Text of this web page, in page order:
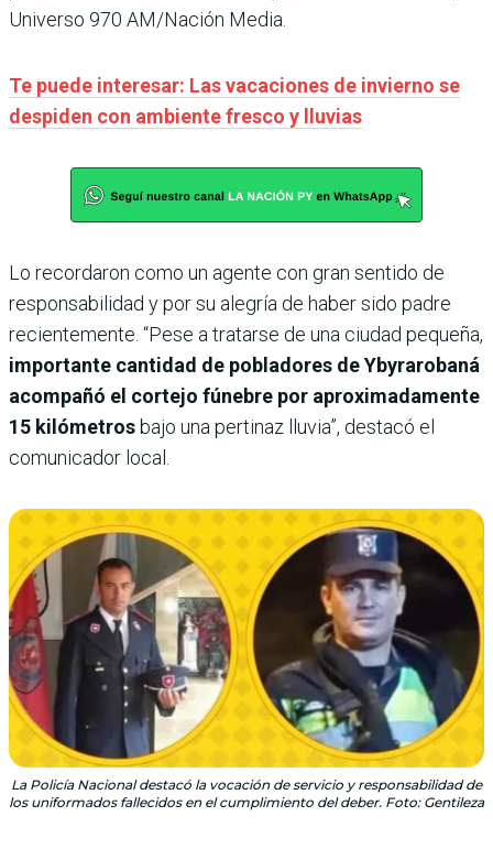
Universo 970 AM/Nación Media.
Te puede interesar: Las vacaciones de invierno se
despiden con ambiente fresco y lluvias
Lo recordaron como un agente con gran sentido de
responsabilidad y por su alegría de haber sido padre
recientemente. “Pese a tratarse de una ciudad pequeña,
importante cantidad de pobladores de Ybyrarobaná
acompañó el cortejo fúnebre por aproximadamente
15 kilómetrosbajo una pertinaz lluvia”, destacó el
comunicador local.
La Policía Nacional destacó la vocación de servicio y responsabilidad de
los uniformados fallecidos en el cumplimiento del deber. Foto: Gentileza